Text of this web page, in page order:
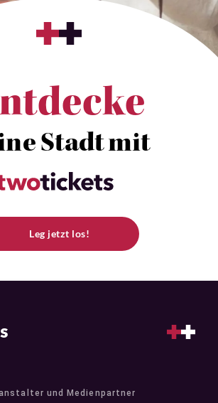
Stadt mit
Leg jetzt los!
und Medienpartner